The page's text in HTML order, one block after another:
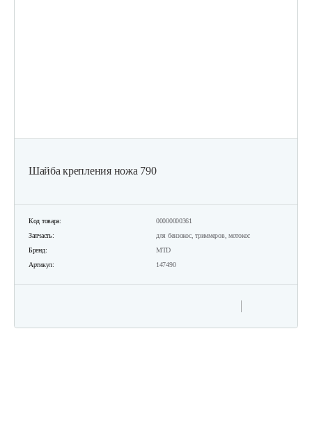
Шайба крепления ножа 790
Код товара:
00000000361
Запчасть:
для бензокос, триммеров, мотокос
Бренд:
MTD
Артикул:
147490